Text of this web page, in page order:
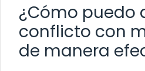
¿Cómo puedo
conflicto con
de manera